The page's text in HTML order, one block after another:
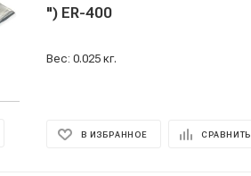
") ER-400
Вес: 0.025 кг.
В ИЗБРАННОЕ СРАВНИТЬ